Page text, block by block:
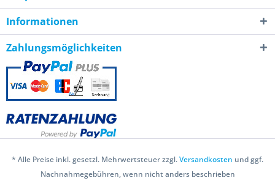
Informationen
Zahlungsmöglichkeiten
* Alle Preise inkl. gesetzl. Mehrwertsteuer zzgl.Versandkosten und ggf.
Nachnahmegebühren, wenn nicht anders beschrieben